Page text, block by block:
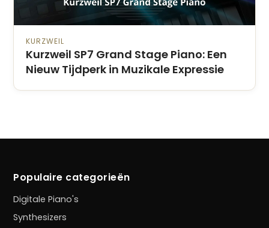
KURZWEIL
Kurzweil SP7 Grand Stage Piano: Een
Nieuw Tijdperk in Muzikale Expressie
Populaire categorieën
Digitale Piano's
Synthesizers